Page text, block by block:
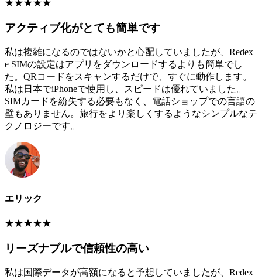
★★★★★
アクティブ化がとても簡単です
私は複雑になるのではないかと心配していましたが、Redex
e SIMの設定はアプリをダウンロードするよりも簡単でし
た。QRコードをスキャンするだけで、すぐに動作します。
私は日本でiPhoneで使用し、スピードは優れていました。
SIMカードを紛失する必要もなく、電話ショップでの言語の
壁もありません。旅行をより楽しくするようなシンプルなテ
クノロジーです。
エリック
★★★★★
リーズナブルで信頼性の高い
私は国際データが高額になると予想していましたが、Redex